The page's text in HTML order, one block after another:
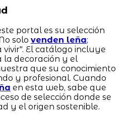
portal es su selección
solo venden leña;
El catálogo incluye
la decoración y el
que su conocimiento
y profesional. Cuando
en esta web, sabe que
de selección donde se
y el origen sostenible.